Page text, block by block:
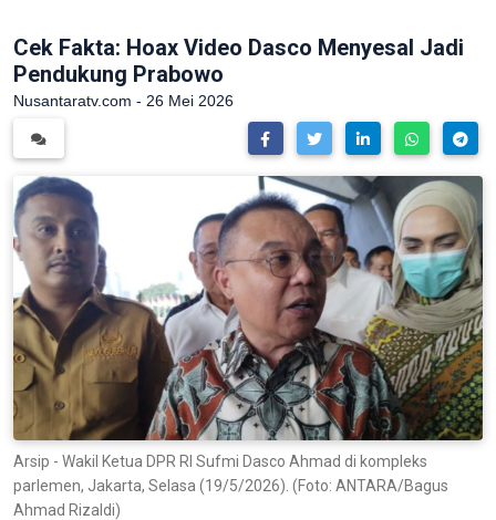
Cek Fakta: Hoax Video Dasco Menyesal Jadi
Pendukung Prabowo
Nusantaratv.com - 26 Mei 2026
Arsip - Wakil Ketua DPR RI Sufmi Dasco Ahmad di kompleks
parlemen, Jakarta, Selasa (19/5/2026). (Foto: ANTARA/Bagus
Ahmad Rizaldi)